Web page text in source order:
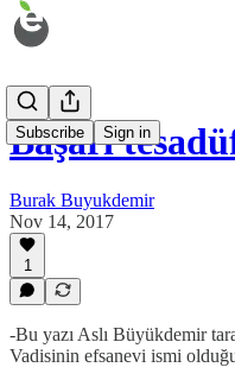
Subscribe Sign in
Başarı
Burak Buyukdemir
Nov 14, 2017
1
-Bu yazı Aslı Büyükdemir
Vadisinin efsanevi ismi